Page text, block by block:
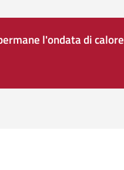
l'ondata di calore